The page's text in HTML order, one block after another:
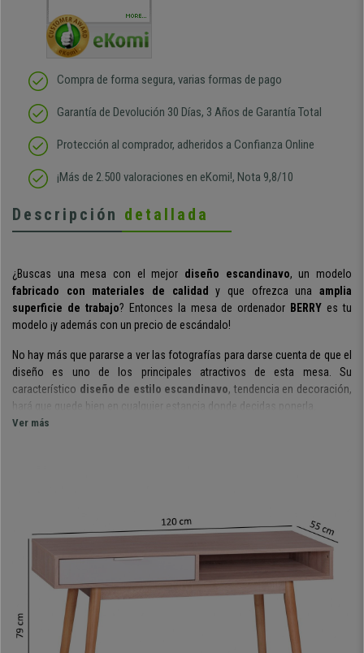
MORE...
Compra de forma segura, varias formas de pago
Garantía de Devolución 30 Días, 3 Años de Garantía Total
Protección al comprador, adheridos a Confianza Online
¡Más de 2.500 valoraciones en eKomi!, Nota 9,8/10
Descripción detallada
¿Buscas una mesa con el mejor diseño escandinavo, un modelo
fabricado con materiales de calidad
y que ofrezca unaamplia
superficie de trabajo? Entonces la mesa de ordenador BERRY es tu
modelo ¡y además con un precio de escándalo!
No hay más que pararse a ver las fotografías para darse cuenta de que el
diseño es uno de los principales atractivos de esta mesa. Su
característico diseño de estilo escandinavo, tendencia en decoración,
hará que quede bien en cualquier estancia donde decidas ponerla.
cajón lacado en blanco mate con guías metálicas
recoger las cosas que no queremos que estén visibles. A su lado
espacio de almacenaje
para, por ejemplo, poder guardar
el ordenador portátil cuando no lo estemos usando.
Por si fuera poco, hablamos de una mesafabricada con materiales de
excepcional calidad
patas inclinadas
de la mesa, que
además de aportar un punto de diseño muy interesante, son de madera
de roble, haciendo que la mesa sea muy estable y robusta. El resto de
Ver más